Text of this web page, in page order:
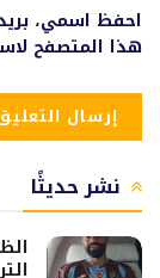
احفظ اسمي،
هذا المتصفح
نشر حديثًا